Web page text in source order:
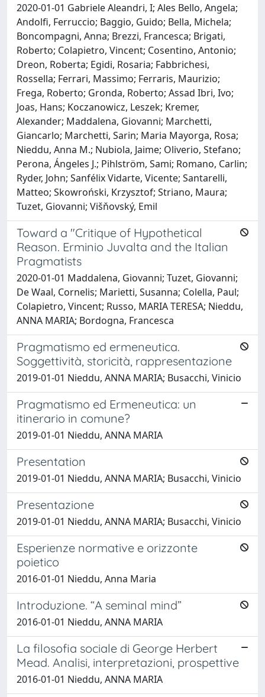
2020-01-01 Gabriele Aleandri, I; Ales Bello, Angela;
Andolfi, Ferruccio; Baggio, Guido; Bella, Michela;
Boncompagni, Anna; Brezzi, Francesca; Brigati,
Roberto; Colapietro, Vincent; Cosentino, Antonio;
Dreon, Roberta; Egidi, Rosaria; Fabbrichesi,
Rossella; Ferrari, Massimo; Ferraris, Maurizio;
Frega, Roberto; Gronda, Roberto; Assad Ibri, Ivo;
Joas, Hans; Koczanowicz, Leszek; Kremer,
Alexander; Maddalena, Giovanni; Marchetti,
Giancarlo; Marchetti, Sarin; Maria Mayorga, Rosa;
Nieddu, Anna M.; Nubiola, Jaime; Oliverio, Stefano;
Perona, Ángeles J.; Pihlström, Sami; Romano, Carlin;
Ryder, John; Sanfélix Vidarte, Vicente; Santarelli,
Matteo; Skowroński, Krzysztof; Striano, Maura;
Tuzet, Giovanni; Višňovský, Emil
Toward a "Critique of Hypothetical
Reason. Erminio Juvalta and the Italian
Pragmatists
2020-01-01 Maddalena, Giovanni; Tuzet, Giovanni;
De Waal, Cornelis; Marietti, Susanna; Colella, Paul;
Colapietro, Vincent; Russo, MARIA TERESA; Nieddu,
ANNA MARIA; Bordogna, Francesca
Pragmatismo ed ermeneutica.
Soggettività, storicità, rappresentazione
2019-01-01 Nieddu, ANNA MARIA; Busacchi, Vinicio
Pragmatismo ed Ermeneutica: un
itinerario in comune?
2019-01-01 Nieddu, ANNA MARIA
Presentation
2019-01-01 Nieddu, ANNA MARIA; Busacchi, Vinicio
Presentazione
2019-01-01 Nieddu, ANNA MARIA; Busacchi, Vinicio
Esperienze normative e orizzonte
poietico
2016-01-01 Nieddu, Anna Maria
Introduzione. “A seminal mind”
2016-01-01 Nieddu, ANNA MARIA
La filosofia sociale di George Herbert
Mead. Analisi, interpretazioni, prospettive
2016-01-01 Nieddu, ANNA MARIA